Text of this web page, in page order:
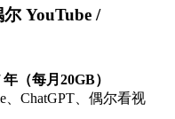
尔 YouTube /
（每月20GB）
ChatGPT、偶尔看视